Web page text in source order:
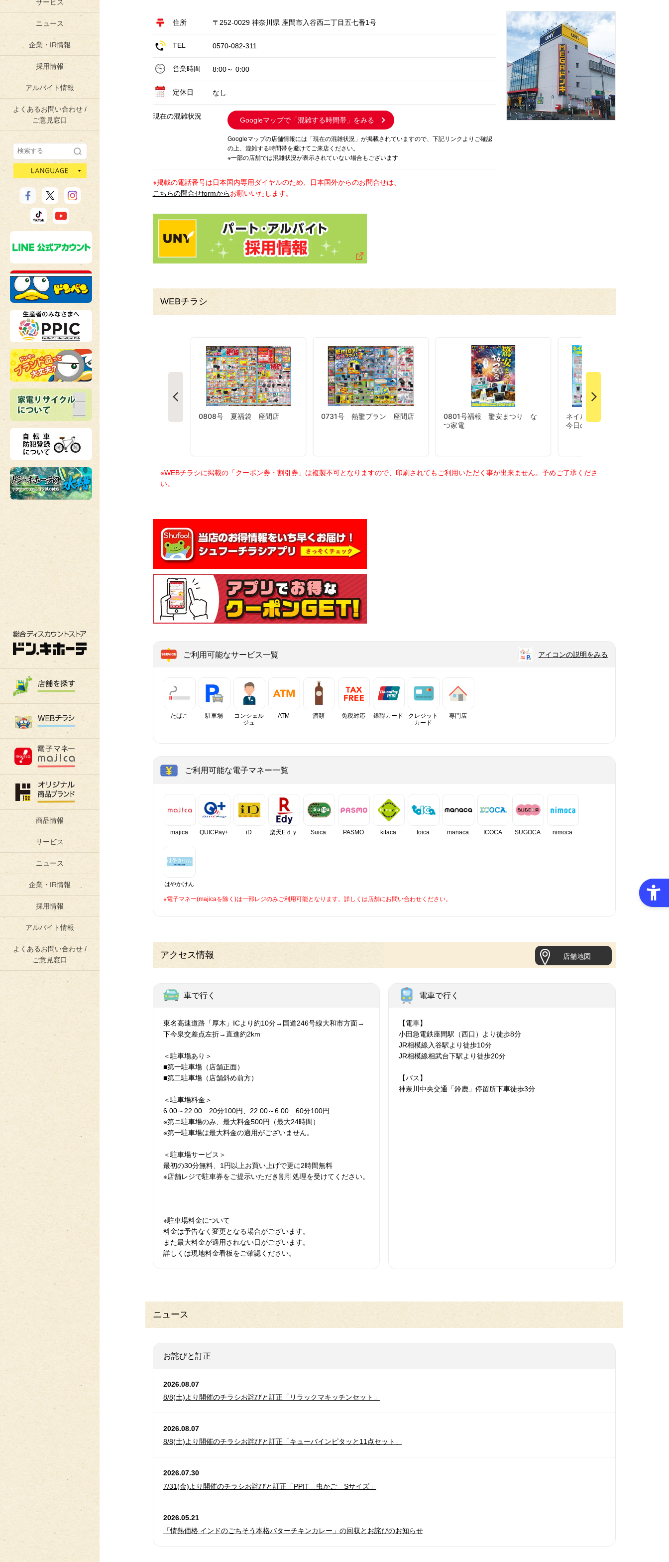
サービス
ニュース
企業・IR情報
採用情報
アルバイト情報
よくあるお問い合わせ /
ご意見窓口
総合ディスカウントストア ドン・キホーテ
商品情報
サービス
ニュース
企業・IR情報
採用情報
アルバイト情報
よくあるお問い合わせ /
ご意見窓口
住所 〒252-0029 神奈川県 座間市入谷西二丁目五七番1号
TEL 0570-082-311
営業時間 8:00～ 0:00
定休日 なし
現在の混雑状況 Googleマップで「混雑する時間帯」をみる
Googleマップの店舗情報には「現在の混雑状況」が掲載されていますので、下記リンクよりご確認
の上、混雑する時間帯を避けてご来店ください。
※一部の店舗では混雑状況が表示されていない場合もございます
※掲載の電話番号は日本国内専用ダイヤルのため、日本国外からのお問合せは、
こちらの問合せformからお願いいたします。
WEBチラシ
※WEBチラシに掲載の「クーポン券・割引券」は複製不可となりますので、印刷されてもご利用いただく事が出来ません。予めご了承くださ
い。
ご利用可能なサービス一覧 アイコンの説明をみる
たばこ 駐車場
コンシェル
ジュ
ATM 酒類 免税対応 銀聯カード
クレジット
カード
専門店
ご利用可能な電子マネー一覧
majica QUICPay+ iD 楽天Eｄｙ Suica PASMO kitaca toica manaca ICOCA SUGOCA nimoca
はやかけん
※電子マネー(majicaを除く)は一部レジのみご利用可能となります。詳しくは店舗にお問い合わせください。
アクセス情報 店舗地図
車で行く
東名高速道路「厚木」ICより約10分→国道246号線大和市方面→
下今泉交差点左折→直進約2km
＜駐車場あり＞
■第一駐車場（店舗正面）
■第二駐車場（店舗斜め前方）
＜駐車場料金＞
6:00～22:00 20分100円、22:00～6:00 60分100円
※第ニ駐車場のみ、最大料金500円（最大24時間）
※第一駐車場は最大料金の適用がございません。
＜駐車場サービス＞
最初の30分無料、1円以上お買い上げで更に2時間無料
※店舗レジで駐車券をご提示いただき割引処理を受けてください。
※駐車場料金について
料金は予告なく変更となる場合がございます。
また最大料金が適用されない日がございます。
詳しくは現地料金看板をご確認ください。
電車で行く
【電車】
小田急電鉄座間駅（西口）より徒歩8分
JR相模線入谷駅より徒歩10分
JR相模線相武台下駅より徒歩20分
【バス】
神奈川中央交通「鈴鹿」停留所下車徒歩3分
ニュース
お詫びと訂正
2026.08.07
8/8(土)より開催のチラシお詫びと訂正「リラックマキッチンセット」
2026.08.07
8/8(土)より開催のチラシお詫びと訂正「キューバインピタッと11点セット」
2026.07.30
7/31(金)より開催のチラシお詫びと訂正「PPIT 虫かご Sサイズ」
2026.05.21
「情熱価格 インドのごちそう本格バターチキンカレー」の回収とお詫びのお知らせ